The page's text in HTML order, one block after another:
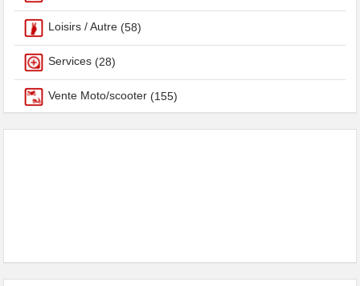
Loisirs / Autre (58)
Services (28)
Vente Moto/scooter (155)